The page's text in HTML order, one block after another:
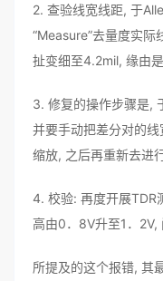
2. 查验线宽线距, 于
“Measure”去量度实
扯变细至4.2mil, 缘由
3. 修复的操作步骤是,
并要手动把差分对的
缩放, 之后再重新去进
4. 校验: 再度开展
高由0．8V升至1．2V,
所提及的这个报错, 其